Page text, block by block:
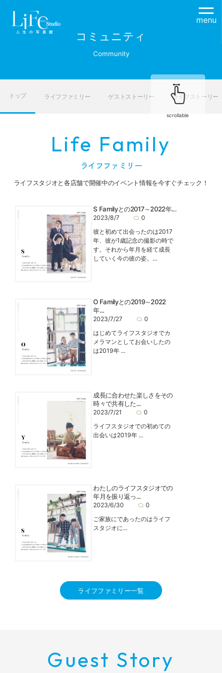
menu
コミュニティ
Community
トップ ライフファミリー ゲストストーリー ライフストーリー
scrollable
Life Family
ライフファミリー
ライフスタジオと各店舗で開催中のイベント情報を今すぐチェック！
S Familyとの2017～2022年...
2023/8/7
0
彼と初めて出会ったのは2017
年、彼が1歳記念の撮影の時で
す。それから年月を経て成長
していく今の彼の姿。...
O Familyとの2019～2022
年...
2023/7/27
0
はじめてライフスタジオでカ
メラマンとしてお会いしたの
は2019年 ...
成長に合わせた楽しさをその
時々で共有した...
2023/7/21
0
ライフスタジオでの初めての
出会いは2019年 ...
わたしのライフスタジオでの
年月を振り返っ...
2023/6/30
0
ご家族にであったのはライフ
スタジオに...
ライフファミリー一覧
Guest Story